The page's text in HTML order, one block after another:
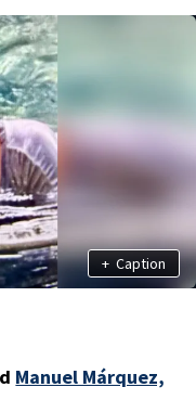
+ Caption
Manuel Márquez,